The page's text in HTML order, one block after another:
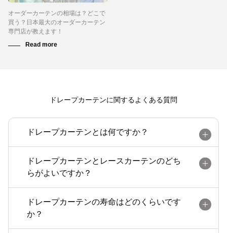
オーダーカーテンの相場は？どこで
買う？日本最大のオーダーカーテン
専門店が教えます！
ドレープカーテンに関するよくある質問
ドレープカーテンとは何ですか？
ドレープカーテンとレースカーテンのどち
らがよいですか？
ドレープカーテンの寿命はどのくらいです
か？